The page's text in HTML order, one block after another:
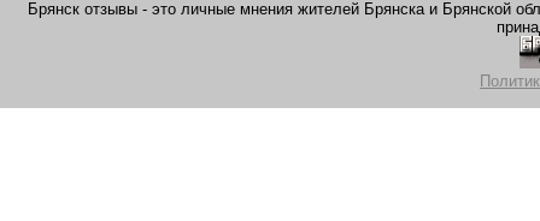
Брянск отзывы - это личные мнения жителей Брянска и Брянской